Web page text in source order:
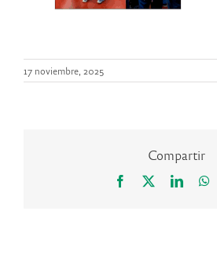
17 noviembre, 2025
Compartir
Facebook